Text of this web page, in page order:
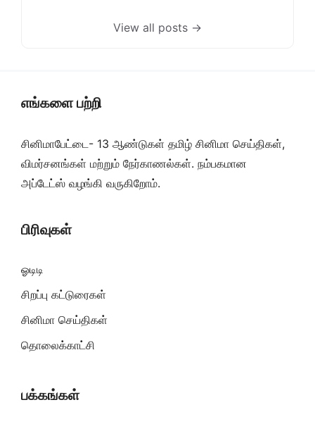
View all posts →
எங்களை பற்றி
சினிமாபேட்டை- 13 ஆண்டுகள் தமிழ் சினிமா செய்திகள்,
விமர்சனங்கள் மற்றும் நேர்காணல்கள். நம்பகமான
அப்டேட்ஸ் வழங்கி வருகிறோம்.
பிரிவுகள்
ஓடிடி
சிறப்பு கட்டுரைகள்
சினிமா செய்திகள்
தொலைக்காட்சி
பக்கங்கள்